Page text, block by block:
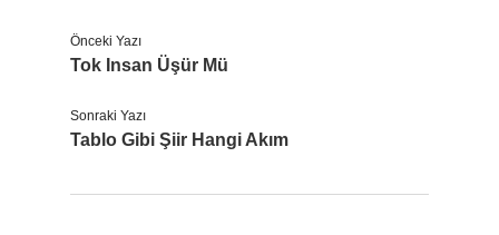
Önceki Yazı
Tok Insan Üşür Mü
Sonraki Yazı
Tablo Gibi Şiir Hangi Akım